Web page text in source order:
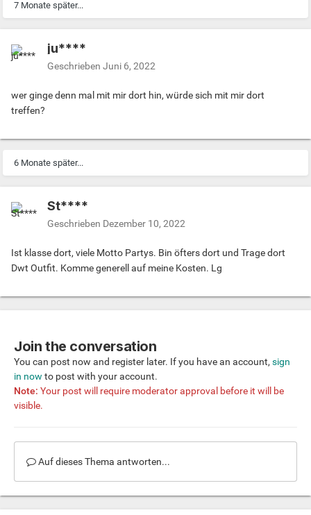
7 Monate später...
ju****
Geschrieben Juni 6, 2022
wer ginge denn mal mit mir dort hin, würde sich mit mir dort
treffen?
6 Monate später...
St****
Geschrieben Dezember 10, 2022
Ist klasse dort, viele Motto Partys. Bin öfters dort und Trage dort
Dwt Outfit. Komme generell auf meine Kosten. Lg
Join the conversation
You can post now and register later. If you have an account, sign
in now to post with your account.
Note: Your post will require moderator approval before it will be
visible.
Auf dieses Thema antworten...